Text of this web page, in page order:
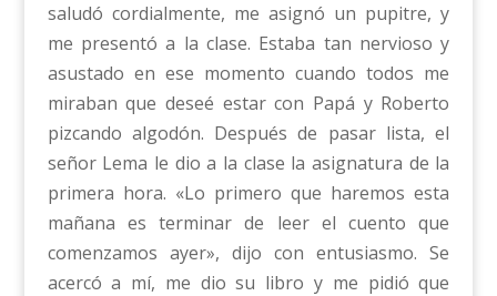
saludó cordialmente, me asignó un pupitre, y
me presentó a la clase. Estaba tan nervioso y
asustado en ese momento cuando todos me
miraban que deseé estar con Papá y Roberto
pizcando algodón. Después de pasar lista, el
señor Lema le dio a la clase la asignatura de la
primera hora. «Lo primero que haremos esta
mañana es terminar de leer el cuento que
comenzamos ayer», dijo con entusiasmo. Se
acercó a mí, me dio su libro y me pidió que